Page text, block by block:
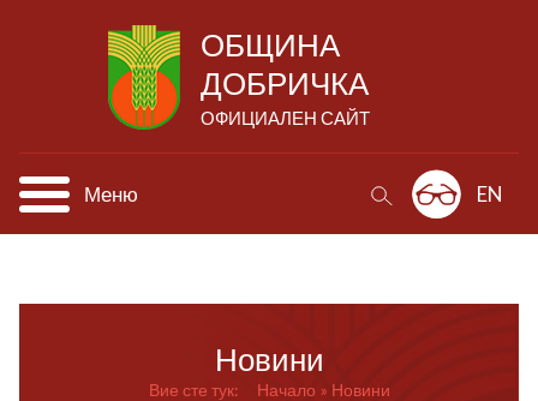
ОБЩИНА
ДОБРИЧКА
ОФИЦИАЛЕН САЙТ
Меню EN
Новини
Вие сте тук: Начало Новини